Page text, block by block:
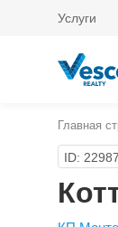
Услуги
Главная
ID: 22987